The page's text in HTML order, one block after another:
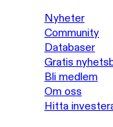
Nyheter
Community
Databaser
Gratis
Bli medlem
Om oss
Hitta